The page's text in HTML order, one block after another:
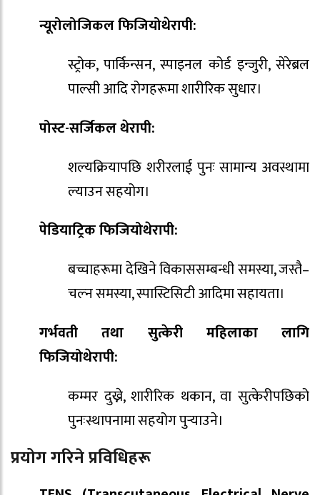
न्यूरोलोजिकल फिजियोथेरापी:
स्ट्रोक, पार्किन्सन, स्पाइनल कोर्ड इन्जुरी, सेरेब्रल
पाल्सी आदि रोगहरूमा शारीरिक सुधार।
पोस्ट-सर्जिकल थेरापी:
शल्यक्रियापछि शरीरलाई पुनः सामान्य अवस्थामा
ल्याउन सहयोग।
पेडियाट्रिक फिजियोथेरापी:
बच्चाहरूमा देखिने विकाससम्बन्धी समस्या, जस्तै–
चल्न समस्या, स्पास्टिसिटी आदिमा सहायता।
गर्भवती तथा सुत्केरी महिलाका लागि
फिजियोथेरापी:
कम्मर दुख्ने, शारीरिक थकान, वा सुत्केरीपछिको
पुनःस्थापनामा सहयोग पुर्‍याउने।
प्रयोग गरिने प्रविधिहरू